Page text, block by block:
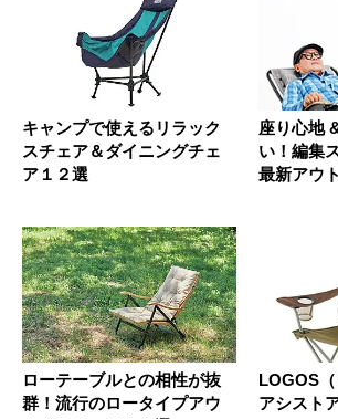
キャンプで使えるリラック
スチェア＆ダイニングチェ
ア１２選
座り心地
い！編集
最新アウ
ローテーブルとの相性が抜
群！流行のロータイプアウ
LOGOS
アシスト